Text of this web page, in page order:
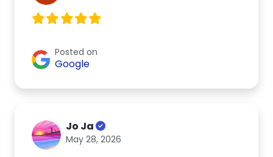
Posted on
Google
Jo Ja
May 28, 2026